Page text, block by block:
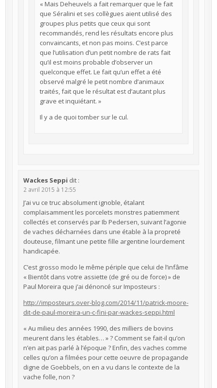
« Mais Deheuvels a fait remarquer que le fait
que Séralini et ses collègues aient utilisé des
groupes plus petits que ceux qui sont
recommandés, rend les résultats encore plus
convaincants, et non pas moins. C’est parce
que l’utilisation d’un petit nombre de rats fait
qu’il est moins probable d’observer un
quelconque effet. Le fait qu’un effet a été
observé malgré le petit nombre d’animaux
traités, fait que le résultat est d’autant plus
grave et inquiétant. »
Il y a de quoi tomber sur le cul.
Wackes Seppi dit :
2 avril 2015 à 12:55
J’ai vu ce truc absolument ignoble, étalant
complaisamment les porcelets monstres patiemment
collectés et conservés par Ib Pedersen, suivant l’agonie
de vaches décharnées dans une étable à la propreté
douteuse, filmant une petite fille argentine lourdement
handicapée.
C’est grosso modo le même périple que celui de l’infâme
« Bientôt dans votre assiette (de gré ou de force) » de
Paul Moreira que j’ai dénoncé sur Imposteurs :
http://imposteurs.over-blog.com/2014/11/patrick-moore-
dit-de-paul-moreira-un-c-fini-par-wackes-seppi.html
« Au milieu des années 1990, des milliers de bovins
meurent dans les étables… » ? Comment se fait-il qu’on
n’en ait pas parlé à l’époque ? Enfin, des vaches comme
celles qu’on a filmées pour cette oeuvre de propagande
digne de Goebbels, on en a vu dans le contexte de la
vache folle, non ?